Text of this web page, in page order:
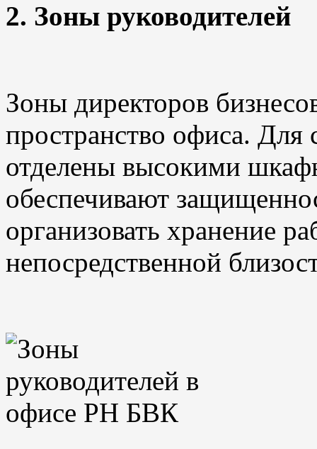
2. Зоны руководителей
Зоны директоров
пространство офиса. Для
отделены высокими
обеспечивают
организовать хранение
непосредственной